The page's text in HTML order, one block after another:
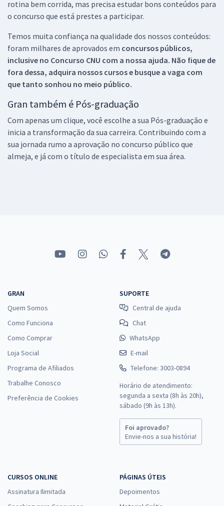
rotina bem corrida, mas precisa estudar bons conteúdos para
o concurso que está prestes a participar.
Temos muita confiança na qualidade dos nossos conteúdos:
foram milhares de aprovados em concursos públicos,
inclusive no Concurso CNU com a nossa ajuda. Não fique de
fora dessa, adquira nossos cursos e busque a vaga com
que tanto sonhou no meio público.
Gran também é Pós-graduação
Com apenas um clique, você escolhe a sua Pós-graduação e
inicia a transformação da sua carreira. Contribuindo com a
sua jornada rumo a aprovação no concurso público que
almeja, e já com o título de especialista em sua área.
GRAN
Quem Somos
Como Funciona
Como Comprar
Loja Social
Programa de Afiliados
Trabalhe Conosco
Preferência de Cookies
SUPORTE
Central de ajuda
Chat
WhatsApp
E-mail
Telefone: 3003-0894
Horário de atendimento:
segunda a sexta (8h às 20h),
sábado (9h às 13h).
Foi aprovado?
Envie-nos a sua história!
CURSOS ONLINE
Assinatura Ilimitada
PÁGINAS ÚTEIS
Depoimentos